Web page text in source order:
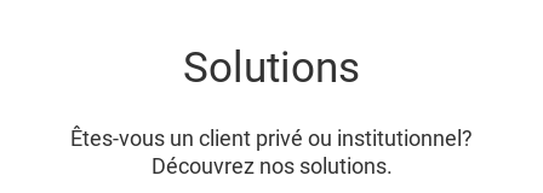
Solutions
Êtes-vous un client privé ou institutionnel?
Découvrez nos solutions.